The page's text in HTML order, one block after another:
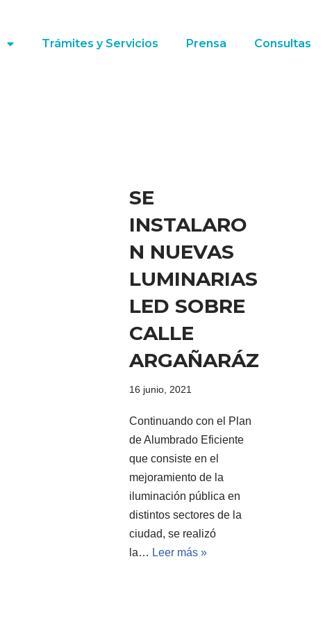
Trámites y Servicios Prensa Consultas
SE
INSTALARO
N NUEVAS
LUMINARIAS
LED SOBRE
CALLE
ARGAÑARÁZ
16 junio, 2021
Continuando con el Plan
de Alumbrado Eficiente
que consiste en el
mejoramiento de la
iluminación pública en
distintos sectores de la
ciudad, se realizó
la… Leer más »